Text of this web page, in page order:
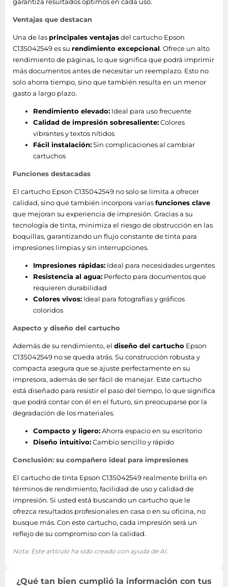
Productos
compatibles
Expression Home XP-342 -
Expression Home XP-332 -
Expression Home XP-245 -
Expression Home XP-235 -
Epson Stylus Photo 2100 -
Epson Stylus Photo 1400 -
Epson Expression Premium
XP-600 - Epson Expression
Home XP-405WH - Epson
XP-305 - Epson Expression
Home XP-302 - Epson
Expression Home XP-202 -
Epson Expression Home XP-102
Peso de media 200 g/m²
Tipo final Brillo
Hojas por paquete 500 hojas
Empaquetado
Profundidad del
paquete
210 mm
Altura del paquete 160 mm
Peso del paquete 1,73 kg
Cantidad por
paquete
1 pieza(s)
garantiza resultados óptimos en cada uso.
Ventajas que destacan
Una de las principales ventajasdel cartucho Epson
C13S042549 es su rendimiento excepcional. Ofrece un alto
rendimiento de páginas, lo que significa que podrá imprimir
más documentos antes de necesitar un reemplazo. Esto no
solo ahorra tiempo, sino que también resulta en un menor
gasto a largo plazo.
Rendimiento elevado: Ideal para uso frecuente
Calidad de impresión sobresaliente:Colores
vibrantes y textos nítidos
Fácil instalación:Sin complicaciones al cambiar
cartuchos
Funciones destacadas
El cartucho Epson C13S042549 no solo se limita a ofrecer
calidad, sino que también incorpora variasfunciones clave
que mejoran su experiencia de impresión. Gracias a su
tecnología de tinta, minimiza el riesgo de obstrucción en las
boquillas, garantizando un flujo constante de tinta para
impresiones limpias y sin interrupciones.
Impresiones rápidas: Ideal para necesidades urgentes
Resistencia al agua: Perfecto para documentos que
requieren durabilidad
Colores vivos: Ideal para fotografías y gráficos
coloridos
Aspecto y diseño del cartucho
Además de su rendimiento, el diseño del cartucho Epson
C13S042549 no se queda atrás. Su construcción robusta y
compacta asegura que se ajuste perfectamente en su
impresora, además de ser fácil de manejar. Este cartucho
está diseñado para resistir el paso del tiempo, lo que significa
que podrá contar con él en el futuro, sin preocuparse por la
degradación de los materiales.
Compacto y ligero:Ahorra espacio en su escritorio
Diseño intuitivo:Cambio sencillo y rápido
Conclusión: su compañero ideal para impresiones
El cartucho de tinta Epson C13S042549 realmente brilla en
términos de rendimiento, facilidad de uso y calidad de
impresión. Si usted está buscando un cartucho que le
ofrezca resultados profesionales en casa o en su oficina, no
busque más. Con este cartucho, cada impresión será un
reflejo de su compromiso con la calidad.
Nota: Este artículo ha sido creado con ayuda de AI.
¿Qué tan bien cumplió la información con tus